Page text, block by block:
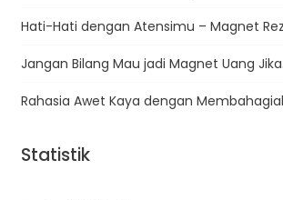
Hati-Hati dengan Atensimu – Magnet
Jangan Bilang Mau jadi Magnet Uang
Rahasia Awet Kaya dengan
Statistik